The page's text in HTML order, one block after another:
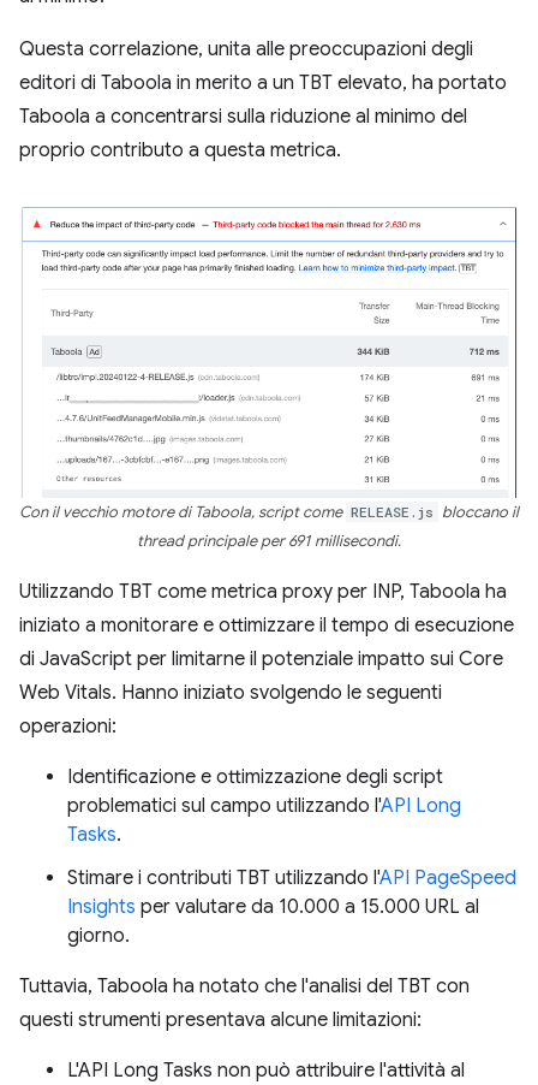
Questa correlazione, unita alle preoccupazioni degli
editori di Taboola in merito a un TBT elevato, ha portato
Taboola a concentrarsi sulla riduzione al minimo del
proprio contributo a questa metrica.
Con il vecchio motore di Taboola, script come RELEASE.js bloccano il
thread principale per 691 millisecondi.
Utilizzando TBT come metrica proxy per INP, Taboola ha
iniziato a monitorare e ottimizzare il tempo di esecuzione
di JavaScript per limitarne il potenziale impatto sui Core
Web Vitals. Hanno iniziato svolgendo le seguenti
operazioni:
Identificazione e ottimizzazione degli script
problematici sul campo utilizzando l'API Long
Tasks.
Stimare i contributi TBT utilizzando l'API PageSpeed
Insights per valutare da 10.000 a 15.000 URL al
giorno.
Tuttavia, Taboola ha notato che l'analisi del TBT con
questi strumenti presentava alcune limitazioni:
L'API Long Tasks non può attribuire l'attività al